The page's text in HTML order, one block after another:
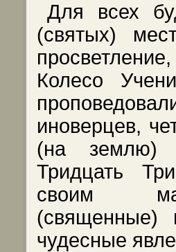
Для всех
(святых)
Колесо
иноверцев,
(на землю)
Тридцать
своим
(священные)
чудесные